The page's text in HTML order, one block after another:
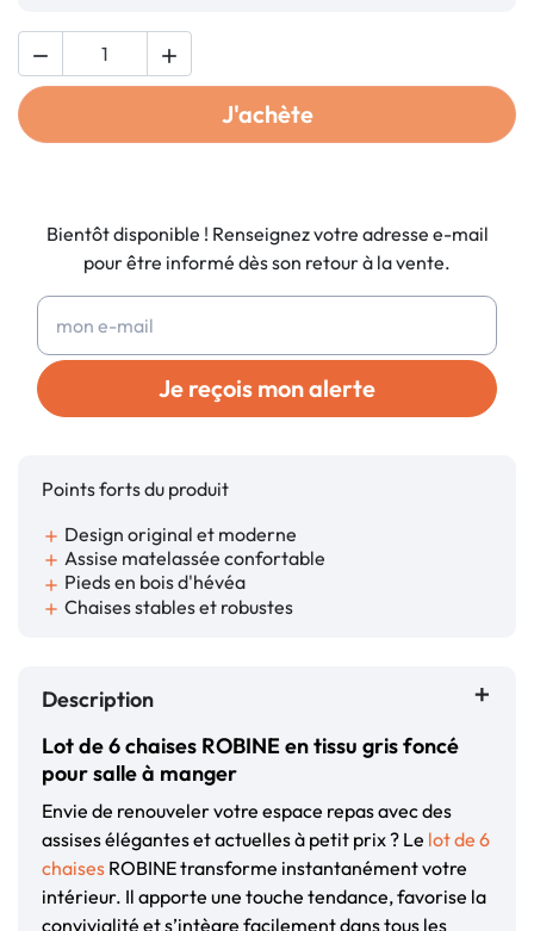
 
J'achète
Bientôt disponible ! Renseignez votre adresse e-mail
pour être informé dès son retour à la vente.
Je reçois mon alerte
Points forts du produit
add Design original et moderne
add Assise matelassée confortable
add Pieds en bois d'hévéa
add Chaises stables et robustes
Description
Lot de 6 chaises ROBINE en tissu gris foncé
pour salle à manger
Envie de renouveler votre espace repas avec des
assises élégantes et actuelles à petit prix ? Le lot de 6
chaises ROBINE transforme instantanément votre
intérieur. Il apporte une touche tendance, favorise la
convivialité et s’intègre facilement dans tous les